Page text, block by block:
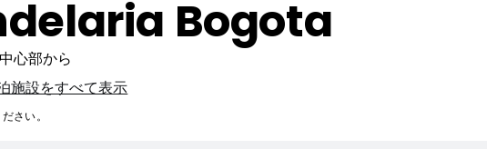
Bogota
心部から
施設をすべて表示
さい。